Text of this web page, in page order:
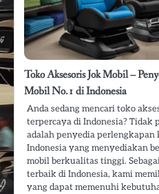
Toko Aksesoris Jok Mobil –
Mobil No.1 di Indonesia
Anda sedang mencari toko
terpercaya di Indonesia? Tidak
adalah penyedia perlengkapan
Indonesia yang menyediakan
mobil berkualitas tinggi.
terbaik di Indonesia, kami
yang dapat memenuhi